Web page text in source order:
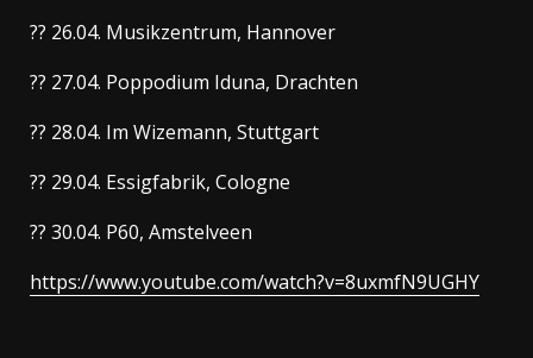
?? 26.04. Musikzentrum, Hannover
?? 27.04. Poppodium Iduna, Drachten
?? 28.04. Im Wizemann, Stuttgart
?? 29.04. Essigfabrik, Cologne
?? 30.04. P60, Amstelveen
https://www.youtube.com/watch?v=8uxmfN9UGHY